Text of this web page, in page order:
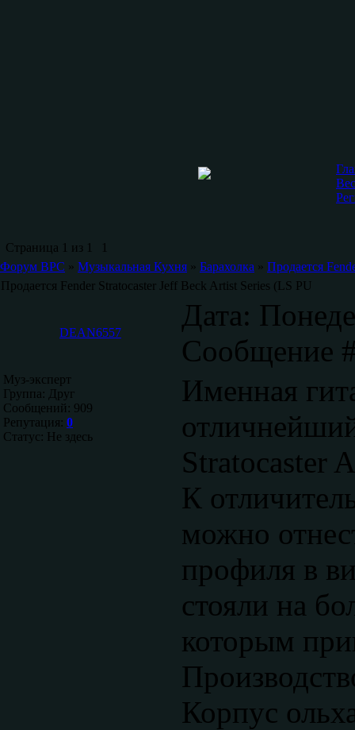
Страница 1 из 1
1
Форум ВРС » Музыкальная Кухня » Барахолка » Продается
Продается Fender Stratocaster Jeff Beck Artist Series (LS PU
DEAN6557
Дата:
Сообщение
Муз-эксперт
Группа: Друг
Сообщений: 909
Репутация: 0
Статус: Не здесь
Именная
Stratocaster
К
можно
профиля в
стояли на
которым
Корпус